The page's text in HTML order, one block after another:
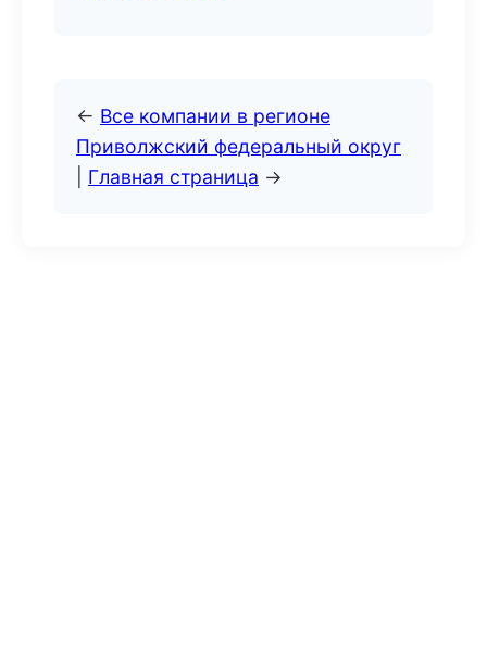
← Все компании в регионе
Приволжский федеральный округ
Главная страница →